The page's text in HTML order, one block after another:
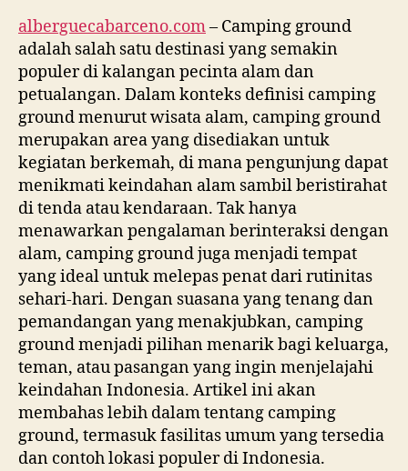
alberguecabarceno.com– Camping ground
adalah salah satu destinasi yang semakin
populer di kalangan pecinta alam dan
petualangan. Dalam konteks definisi camping
ground menurut wisata alam, camping ground
merupakan area yang disediakan untuk
kegiatan berkemah, di mana pengunjung dapat
menikmati keindahan alam sambil beristirahat
di tenda atau kendaraan. Tak hanya
menawarkan pengalaman berinteraksi dengan
alam, camping ground juga menjadi tempat
yang ideal untuk melepas penat dari rutinitas
sehari-hari. Dengan suasana yang tenang dan
pemandangan yang menakjubkan, camping
ground menjadi pilihan menarik bagi keluarga,
teman, atau pasangan yang ingin menjelajahi
keindahan Indonesia. Artikel ini akan
membahas lebih dalam tentang camping
ground, termasuk fasilitas umum yang tersedia
dan contoh lokasi populer di Indonesia.